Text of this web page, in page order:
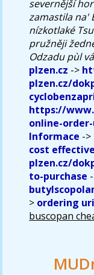
severnější
zamastila na'
nízkotlaké
pružněji
Odzadu pùl
plzen.cz ->
plzen.cz/
https://
online-
Informace ->
cost
plzen.cz/
to-purchase
> ordering
buscopan